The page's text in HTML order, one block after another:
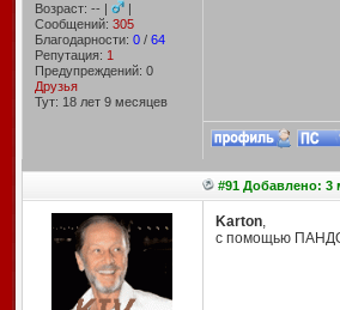
Возраст: -- |
|
Сообщений: 305
Благодарности: 0/ 64
Репутация: 1
Предупреждений: 0
Друзья
Тут: 18 лет 9 месяцев
#91 Добавлено: 3
Karton,
с помощью